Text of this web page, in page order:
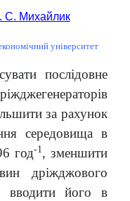
С. Михайлик
університет
послідовне
за рахунок
середовища в
год-1, зменшити
дріжджового
його в